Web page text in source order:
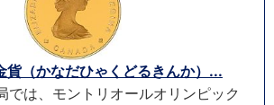
貨（かなだひゃくどるきんか）...
では、モントリオールオリンピック